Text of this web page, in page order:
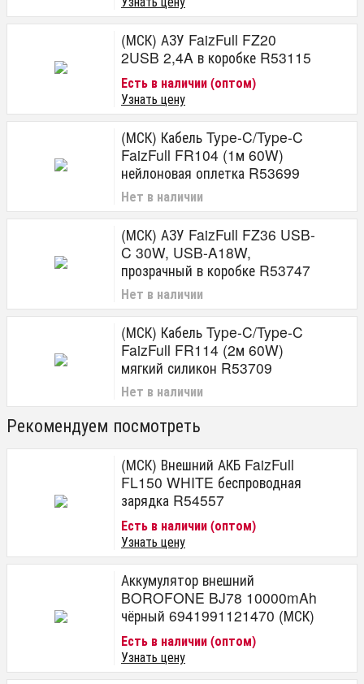
(МСК) АЗУ FaizFull FZ20
2USB 2,4A в коробке R53115
Есть в наличии (оптом)
Узнать цену
(МСК) Кабель Type-C/Type-C
FaizFull FR104 (1м 60W)
нейлоновая оплетка R53699
Нет в наличии
(МСК) АЗУ FaizFull FZ36 USB-
C 30W, USB-A18W,
прозрачный в коробке R53747
Нет в наличии
(МСК) Кабель Type-C/Type-C
FaizFull FR114 (2м 60W)
мягкий силикон R53709
Нет в наличии
Рекомендуем посмотреть
(МСК) Внешний АКБ FaizFull
FL150 WHITE беспроводная
зарядка R54557
Есть в наличии (оптом)
Узнать цену
Аккумулятор внешний
BOROFONE BJ78 10000mAh
чёрный 6941991121470 (МСК)
Есть в наличии (оптом)
Узнать цену